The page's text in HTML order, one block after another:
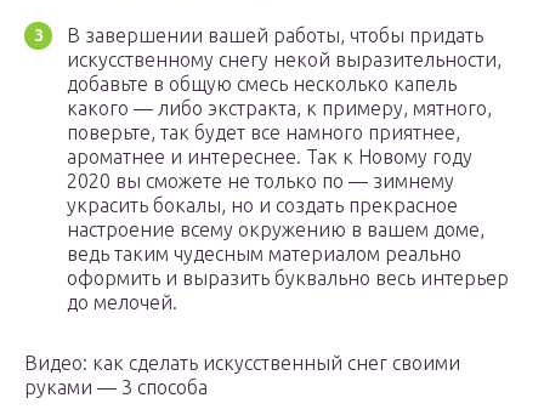
В завершении вашей работы, чтобы придать
искусственному снегу некой выразительности,
добавьте в общую смесь несколько капель
какого — либо экстракта, к примеру, мятного,
поверьте, так будет все намного приятнее,
ароматнее и интереснее. Так к Новому году
2020 вы сможете не только по — зимнему
украсить бокалы, но и создать прекрасное
настроение всему окружению в вашем доме,
ведь таким чудесным материалом реально
оформить и выразить буквально весь интерьер
до мелочей.
Видео: как сделать искусственный снег своими
руками — 3 способа